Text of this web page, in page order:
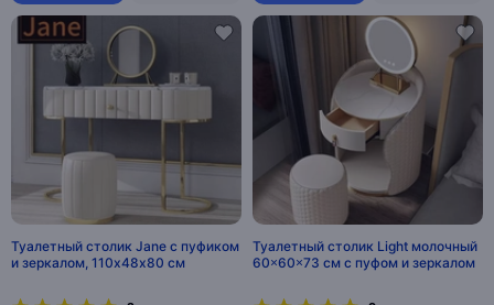
Туалетный столик Jane с пуфиком
и зеркалом, 110х48х80 см
Туалетный столик Light молочный
60×60×73 см с пуфом и зеркалом